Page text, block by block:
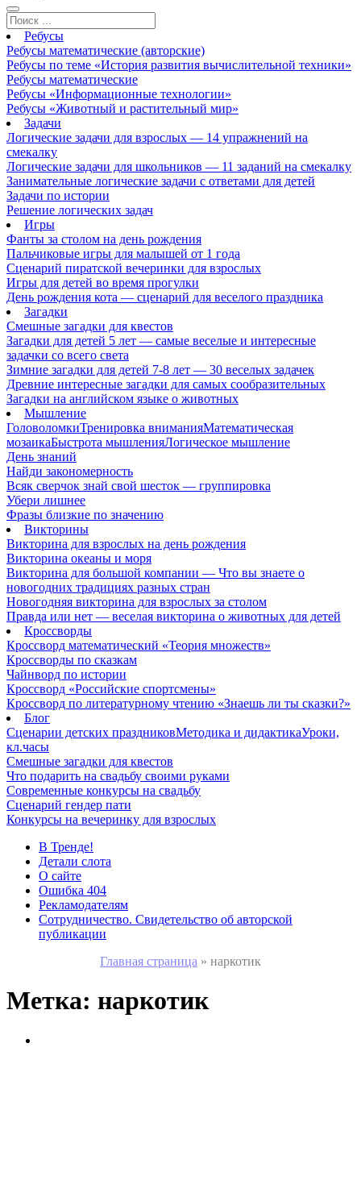
Ребусы
Ребусы математические (авторские)
Ребусы по теме «История развития вычислительной техники»
Ребусы математические
Ребусы «Информационные технологии»
Ребусы «Животный и растительный мир»
Задачи
Логические задачи для взрослых — 14 упражнений на
смекалку
Логические задачи для школьников — 11 заданий на смекалку
Занимательные логические задачи с ответами для детей
Задачи по истории
Решение логических задач
Игры
Фанты за столом на день рождения
Пальчиковые игры для малышей от 1 года
Сценарий пиратской вечеринки для взрослых
Игры для детей во время прогулки
День рождения кота — сценарий для веселого праздника
Загадки
Смешные загадки для квестов
Загадки для детей 5 лет — самые веселые и интересные
задачки со всего света
Зимние загадки для детей 7-8 лет — 30 веселых задачек
Древние интересные загадки для самых сообразительных
Загадки на английском языке о животных
Мышление
ГоловоломкиТренировка вниманияМатематическая
мозаикаБыстрота мышленияЛогическое мышление
День знаний
Найди закономерность
Всяк сверчок знай свой шесток — группировка
Убери лишнее
Фразы близкие по значению
Викторины
Викторина для взрослых на день рождения
Викторина океаны и моря
Викторина для большой компании — Что вы знаете о
новогодних традициях разных стран
Новогодняя викторина для взрослых за столом
Правда или нет — веселая викторина о животных для детей
Кроссворды
Кроссворд математический «Теория множеств»
Кроссворды по сказкам
Чайнворд по истории
Кроссворд «Российские спортсмены»
Кроссворд по литературному чтению «Знаешь ли ты сказки?»
Блог
Сценарии детских праздниковМетодика и дидактикаУроки,
кл.часы
Смешные загадки для квестов
Что подарить на свадьбу своими руками
Современные конкурсы на свадьбу
Сценарий гендер пати
Конкурсы на вечеринку для взрослых
В Тренде!
Детали слота
О сайте
Ошибка 404
Рекламодателям
Сотрудничество. Свидетельство об авторской
публикации
Главная страница » наркотик
Метка: наркотик